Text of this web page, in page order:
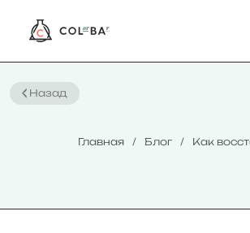
Назад
Главная Блог Как